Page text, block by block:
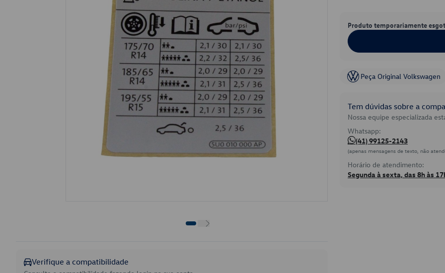
Verifique a compatibilidade
Produto temporariamente
Peça Original Volkswagen
Tem dúvidas sobre a
Nossa equipe especializada
Whatsapp:
(41) 99125-2143
(apenas mensagens de texto, não
Horário de atendimento:
Segunda à sexta, das 8h às